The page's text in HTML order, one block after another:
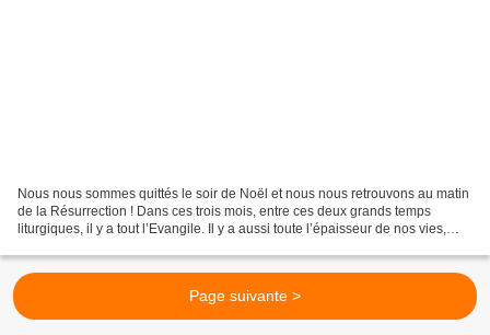
Nous nous sommes quittés le soir de Noël et nous nous retrouvons au matin
de la Résurrection ! Dans ces trois mois, entre ces deux grands temps
liturgiques, il y a tout l’Evangile. Il y a aussi toute l’épaisseur de nos vies,
Page suivante >